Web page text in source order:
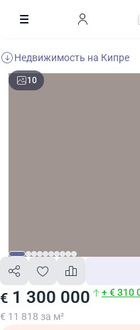
Недвижимость на Кипре
10
€ 1 300 000 + € 310
€ 11 818 за м²